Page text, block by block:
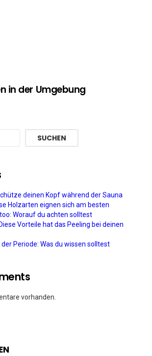
in der Umgebung
SUCHEN
deinen Kopf während der Sauna
Holzarten eignen sich am besten
Worauf du achten solltest
Vorteile hat das Peeling bei deinen
Periode: Was du wissen solltest
vorhanden.